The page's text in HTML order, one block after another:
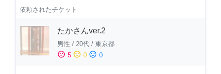
依頼されたチケット
たかさんver.2
男性 / 20代 / 東京都
sentiment_satisfied 5 sentiment_neutral 0 sentiment_dissatisfied 0